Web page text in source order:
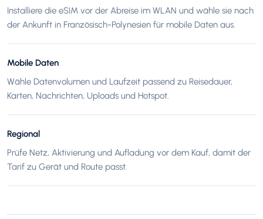
Installiere die eSIM vor der Abreise im WLAN und wähle sie nach
der Ankunft in Französisch-Polynesien für mobile Daten aus.
Mobile Daten
Wähle Datenvolumen und Laufzeit passend zu Reisedauer,
Karten, Nachrichten, Uploads und Hotspot.
Regional
Prüfe Netz, Aktivierung und Aufladung vor dem Kauf, damit der
Tarif zu Gerät und Route passt.